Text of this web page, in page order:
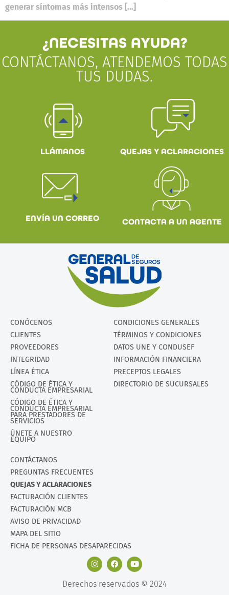
generar síntomas más intensos […]
¿NECESITAS AYUDA?
CONTÁCTANOS, ATENDEMOS TODAS
TUS DUDAS.
LLÁMANOS QUEJAS Y ACLARACIONES
ENVÍA UN CORREO CONTACTA A UN AGENTE
CONÓCENOS
CLIENTES
PROVEEDORES
INTEGRIDAD
LÍNEA ÉTICA
CÓDIGO DE ÉTICA Y
CONDUCTA EMPRESARIAL
CÓDIGO DE ÉTICA Y
CONDUCTA EMPRESARIAL
PARA PRESTADORES DE
SERVICIOS
ÚNETE A NUESTRO
EQUIPO
CONDICIONES GENERALES
TÉRMINOS Y CONDICIONES
DATOS UNE Y CONDUSEF
INFORMACIÓN FINANCIERA
PRECEPTOS LEGALES
DIRECTORIO DE SUCURSALES
CONTÁCTANOS
PREGUNTAS FRECUENTES
QUEJAS Y ACLARACIONES
FACTURACIÓN CLIENTES
FACTURACIÓN MCB
AVISO DE PRIVACIDAD
MAPA DEL SITIO
FICHA DE PERSONAS DESAPARECIDAS
Derechos reservados © 2024